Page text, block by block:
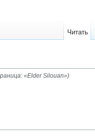
«Elder Silouan»)
Читать